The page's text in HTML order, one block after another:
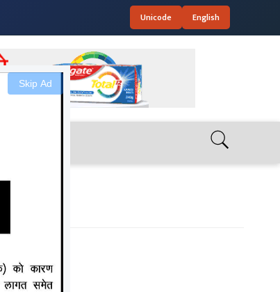
Skip Ad
Unicode English